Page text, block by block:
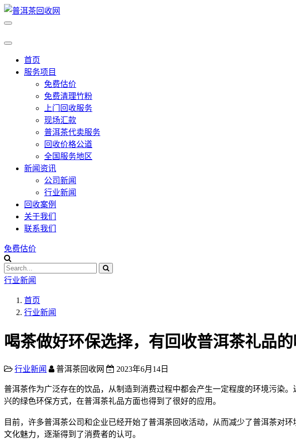
首页
服务项目
免费估价
免费清理竹粉
上门回收服务
现场汇款
普洱茶代卖服务
回收价格公道
全国服务地区
新闻资讯
公司新闻
行业新闻
回收案例
关于我们
联系我们
免费估价
行业新闻
首页
行业新闻
喝茶做好环保选择，有回收普洱茶礼品的
行业新闻 普洱茶回收网 2023年6月14日
普洱茶作为广泛存在的饮品，从制造到消费过程中都会产生一定程度的环境污染
兴的绿色环保方式，在普洱茶礼品方面也得到了很好的应用。
目前，许多普洱茶公司和企业已经开始了普洱茶回收活动，从而减少了普洱茶对环
文化魅力，逐渐得到了消费者的认可。